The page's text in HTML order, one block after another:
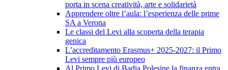
porta in scena creatività, arte e solidarietà
Apprendere oltre l’aula: l’esperienza delle prime
SA a Verona
Le classi del Levi alla scoperta della terapia
genica
L’accreditamento Erasmus+ 2025-2027: il Primo
Levi sempre più europeo